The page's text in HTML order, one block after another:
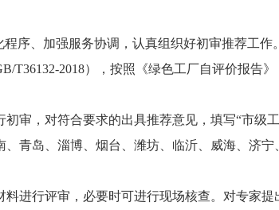
序、加强服务协调，认真组织好初审推荐工作。
T36132-2018），按照《绿色工厂自评价报告
审，对符合要求的出具推荐意见，填写“市级
青岛、淄博、烟台、潍坊、临沂、威海、济
进行评审，必要时可进行现场核查。对专家